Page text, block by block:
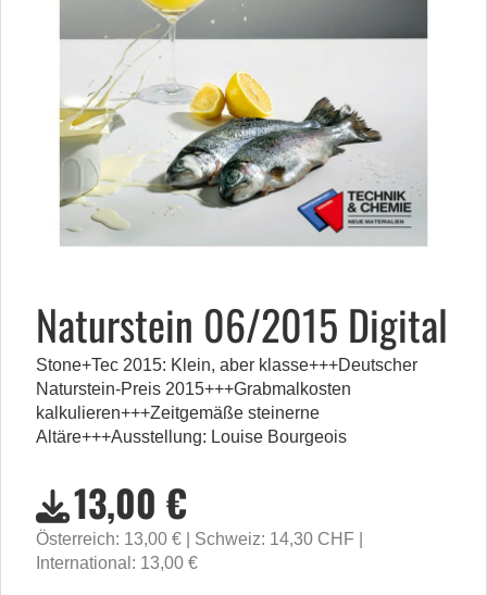
Naturstein 06/2015 Digital
Stone+Tec 2015: Klein, aber klasse+++Deutscher
Naturstein-Preis 2015+++Grabmalkosten
kalkulieren+++Zeitgemäße steinerne
Altäre+++Ausstellung: Louise Bourgeois
13,00 €
Österreich: 13,00 €
Schweiz: 14,30 CHF
International: 13,00 €